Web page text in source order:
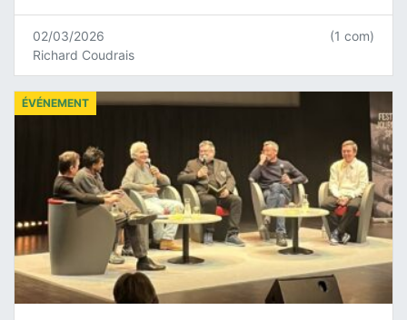
02/03/2026
Richard Coudrais
(1 com)
ÉVÉNEMENT